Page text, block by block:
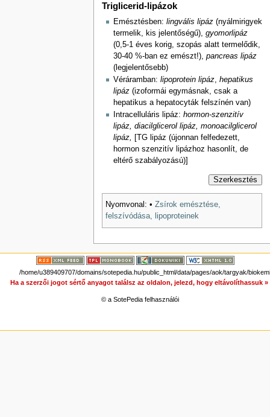
Triglicerid-lipázok
Emésztésben: lingvális lipáz(nyálmirigyek
termelik, kis jelentőségű), gyomorlipáz
(0,5-1 éves korig, szopás alatt termelődik,
30-40 %-ban ez emészt!), pancreas lipáz
(legjelentősebb)
Véráramban: lipoprotein lipáz, hepatikus
lipáz(izoformái egymásnak, csak a
hepatikus a hepatocyták felszínén van)
Intracelluláris lipáz: hormon-szenzitív
lipáz, diacilglicerol lipáz, monoacilglicerol
lipáz, [TG lipáz (újonnan felfedezett,
hormon szenzitív lipázhoz hasonlít, de
eltérő szabályozású)]
Szerkesztés
Nyomvonal: • Zsírok emésztése,
felszívódása, lipoproteinek
/home/u389409707/domains/sotepedia.hu/public_html/data/pages/aok/targyak/
Ha a szerzői jogot sértő anyagot találsz az oldalon, jelezd, hogy eltávolíthassuk »
© a SotePedia felhasználói